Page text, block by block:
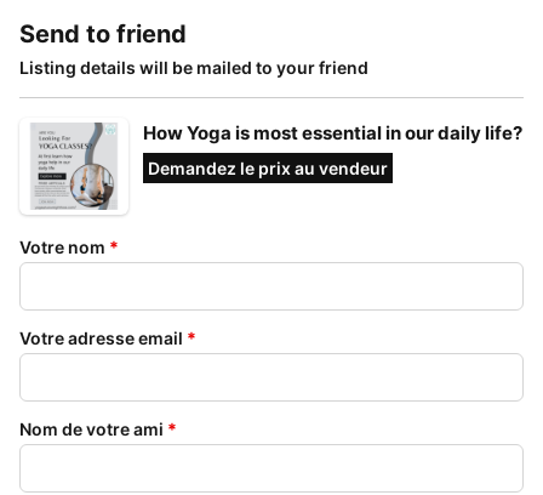
Send to friend
Listing details will be mailed to your friend
How Yoga is most essential in our daily life?
Demandez le prix au vendeur
Votre nom *
Votre adresse email *
Nom de votre ami *